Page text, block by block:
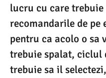
lucru cu care
recomandarile de
pentru ca acolo o sa
trebuie spalat, ciclul
trebuie sa il